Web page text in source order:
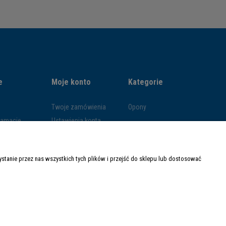
dostawy
Moje konto
Twoje zamówienia
Ustawienia konta
Kategorie
Opony
przez nas wszystkich tych plików i przejść do sklepu lub dostosować